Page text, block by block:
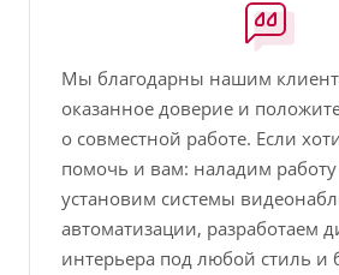
Мы благодарны нашим
оказанное доверие и
о совместной работе. Если
помочь и вам: наладим
установим системы
автоматизации, разработаем
интерьера под любой стиль и